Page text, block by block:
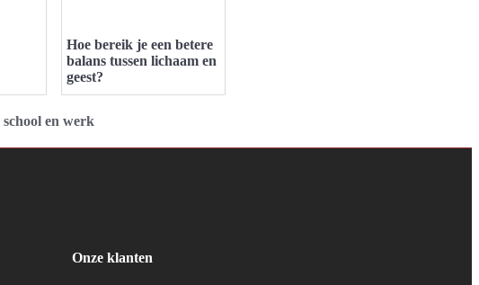
Hoe bereik je een betere
balans tussen lichaam en
geest?
en werk
Onze klanten